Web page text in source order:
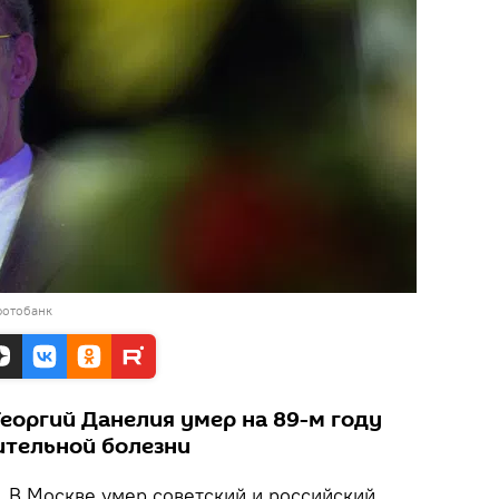
Данелия умер на 89-м году
болезни